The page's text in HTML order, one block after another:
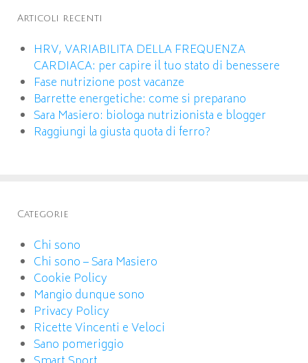
Articoli recenti
HRV, VARIABILITA DELLA FREQUENZA
CARDIACA: per capire il tuo stato di benessere
Fase nutrizione post vacanze
Barrette energetiche: come si preparano
Sara Masiero: biologa nutrizionista e blogger
Raggiungi la giusta quota di ferro?
Categorie
Chi sono
Chi sono – Sara Masiero
Cookie Policy
Mangio dunque sono
Privacy Policy
Ricette Vincenti e Veloci
Sano pomeriggio